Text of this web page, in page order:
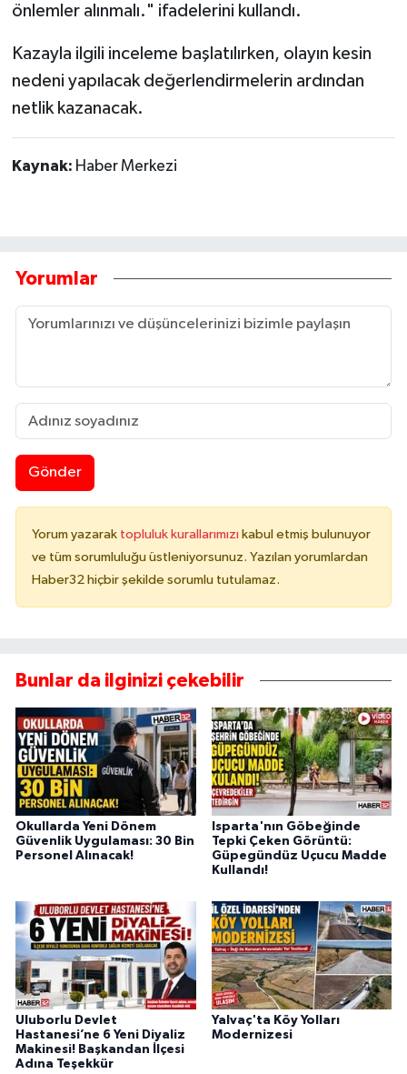
önlemler alınmalı." ifadelerini kullandı.
Kazayla ilgili inceleme başlatılırken, olayın kesin
nedeni yapılacak değerlendirmelerin ardından
netlik kazanacak.
Kaynak: Haber Merkezi
Yorumlar
Gönder
Yorum yazarak topluluk kurallarımızı kabul etmiş bulunuyor
ve tüm sorumluluğu üstleniyorsunuz. Yazılan yorumlardan
Haber32 hiçbir şekilde sorumlu tutulamaz.
Bunlar da ilginizi çekebilir
Okullarda Yeni Dönem
Güvenlik Uygulaması: 30 Bin
Personel Alınacak!
Isparta'nın Göbeğinde
Tepki Çeken Görüntü:
Güpegündüz Uçucu Madde
Kullandı!
Uluborlu Devlet
Hastanesi’ne 6 Yeni Diyaliz
Makinesi! Başkandan İlçesi
Adına Teşekkür
Yalvaç'ta Köy Yolları
Modernizesi